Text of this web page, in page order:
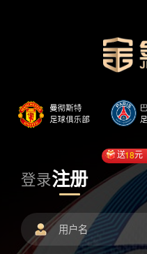
登录注册
送18元